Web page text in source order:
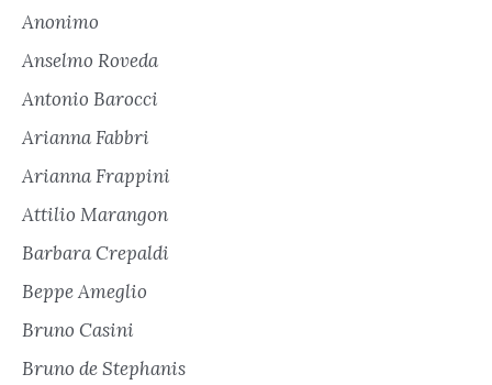
Anonimo
Anselmo Roveda
Antonio Barocci
Arianna Fabbri
Arianna Frappini
Attilio Marangon
Barbara Crepaldi
Beppe Ameglio
Bruno Casini
Bruno de Stephanis